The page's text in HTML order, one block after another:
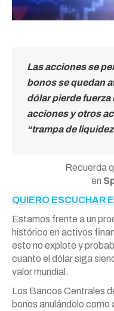
Las acciones se
bonos se quedan
dólar pierde fuerza
acciones y otros
“trampa de
Recuerda
en
QUIERO ESCUCHAR
Estamos frente a un
histórico en activos
esto no explote y
cuanto el dólar siga
valor mundial.
Los Bancos Centrales
bonos anulándolo